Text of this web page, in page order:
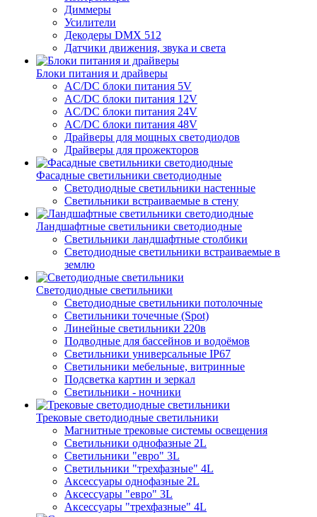
Диммеры
Усилители
Декодеры DMX 512
Датчики движения, звука и света
Блоки питания и драйверы
AC/DC блоки питания 5V
AC/DC блоки питания 12V
AC/DC блоки питания 24V
AC/DC блоки питания 48V
Драйверы для мощных светодиодов
Драйверы для прожекторов
Фасадные светильники светодиодные
Светодиодные светильники настенные
Светильники встраиваемые в стену
Ландшафтные светильники светодиодные
Светильники ландшафтные столбики
Светодиодные светильники встраиваемые в
землю
Светодиодные светильники
Светодиодные светильники потолочные
Светильники точечные (Spot)
Линейные светильники 220в
Подводные для бассейнов и водоёмов
Светильники универсальные IP67
Светильники мебельные, витринные
Подсветка картин и зеркал
Светильники - ночники
Трековые светодиодные светильники
Магнитные трековые системы освещения
Светильники однофазные 2L
Светильники "евро" 3L
Светильники "трехфазные" 4L
Аксессуары однофазные 2L
Аксессуары "евро" 3L
Аксессуары "трехфазные" 4L